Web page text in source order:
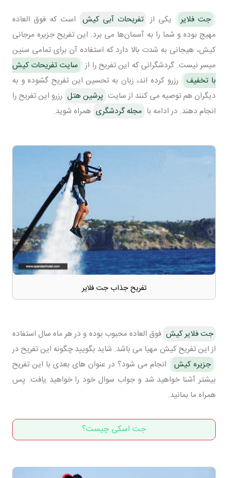
جت فلایر یکی از تفریحات آبی کیش است که فوق العاده
مهیج بوده و شما را به آسمان‌ها می برد. این تفریح جزیره مرجانی
کیش، هیجانی به شدت بالا دارد که استفاده آن برای تمامی سنین
میسر نیست. گردشگرانی که این تفریح را از سایت تفریحات کیش
با تخفیف
رزرو کرده اند، زبان به تحسین این تفریح گشوده و به
دیگران هم توصیه می کنند از سایت پرشین هتل رزرو این تفریح را
انجام دهند. در ادامه با مجله گردشگری همراه شوید.
تفریح جذاب جت فلایر
جت فلایر کیش فوق العاده محبوب بوده و در هر ماه سال استفاده
از این تفریح کیش مهیا می باشد. شاید بگویید چگونه این تفریح در
جزیره کیش
انجام می شود؟ در عنوان های بعدی با این تفریح
بیشتر آشنا خواهید شد و جواب سوال خود را خواهید یافت. پس
همراه ما بمانید.
جت اسکی چیست؟